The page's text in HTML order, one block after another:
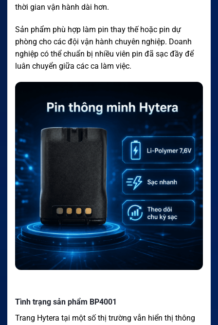
thời gian vận hành dài hơn.
Sản phẩm phù hợp làm pin thay thế hoặc pin dự
phòng cho các đội vận hành chuyên nghiệp. Doanh
nghiệp có thể chuẩn bị nhiều viên pin đã sạc đầy để
luân chuyển giữa các ca làm việc.
Tình trạng sản phẩm BP4001
Trang Hytera tại một số thị trường vẫn hiển thị thông